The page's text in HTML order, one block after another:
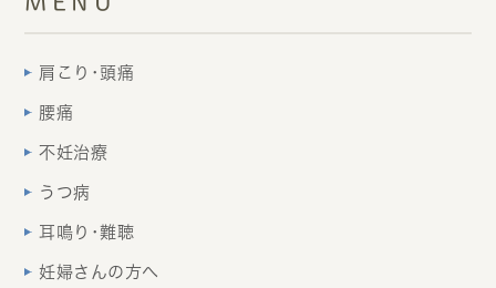
肩こり･頭痛
腰痛
不妊治療
うつ病
耳鳴り･難聴
妊婦さんの方へ